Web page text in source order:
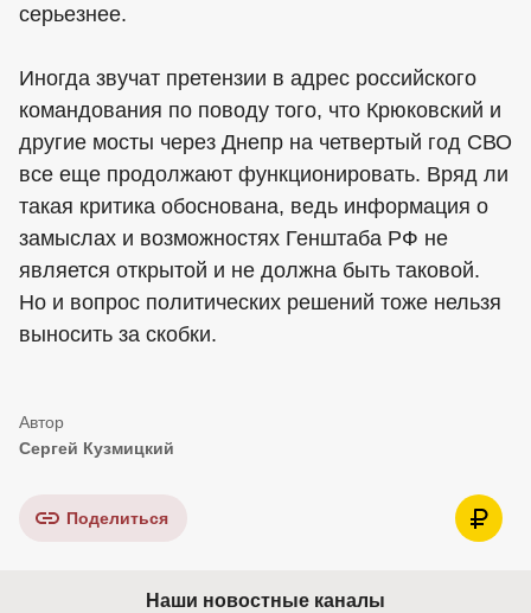
серьезнее.
Иногда звучат претензии в адрес российского
командования по поводу того, что Крюковский и
другие мосты через Днепр на четвертый год СВО
все еще продолжают функционировать. Вряд ли
такая критика обоснована, ведь информация о
замыслах и возможностях Генштаба РФ не
является открытой и не должна быть таковой.
Но и вопрос политических решений тоже нельзя
выносить за скобки.
Сергей Кузмицкий
Поделиться
Наши новостные каналы